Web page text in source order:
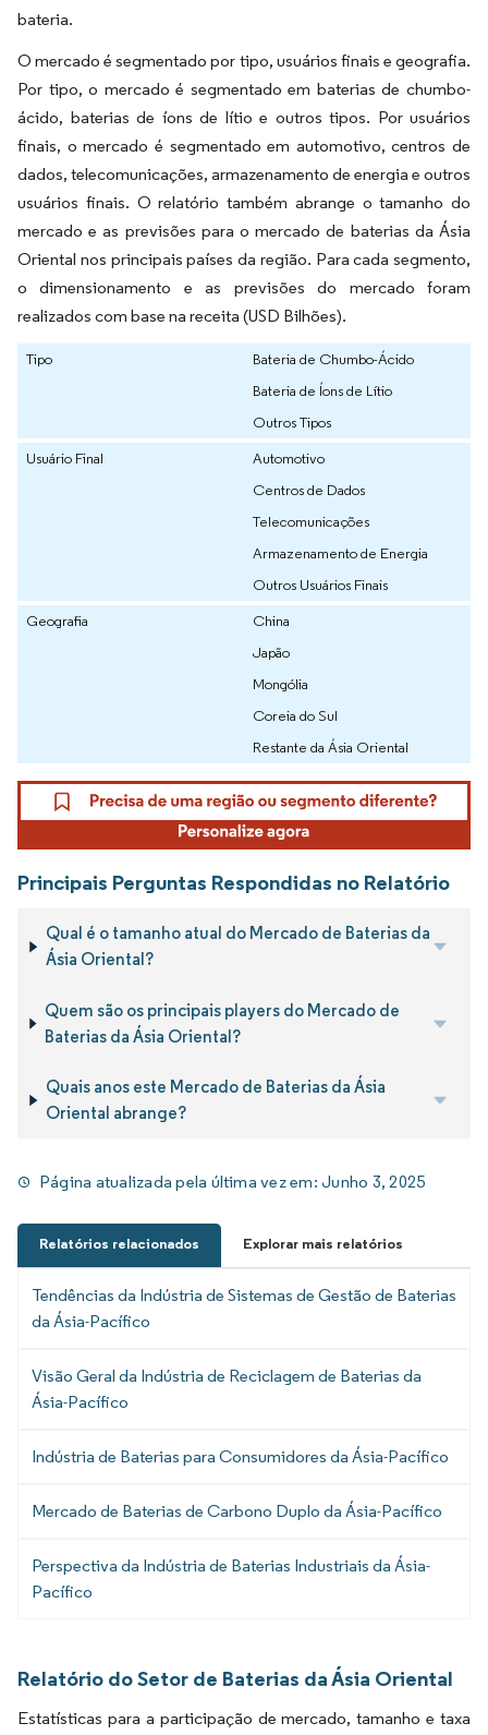
bateria.
O mercado é segmentado por tipo, usuários finais e geografia.
Por tipo, o mercado é segmentado em baterias de chumbo-
ácido, baterias de íons de lítio e outros tipos. Por usuários
finais, o mercado é segmentado em automotivo, centros de
dados, telecomunicações, armazenamento de energia e outros
usuários finais. O relatório também abrange o tamanho do
mercado e as previsões para o mercado de baterias da Ásia
Oriental nos principais países da região. Para cada segmento,
o dimensionamento e as previsões do mercado foram
realizados com base na receita (USD Bilhões).
Tipo
Bateria de Chumbo-Ácido
Bateria de Íons de Lítio
Outros Tipos
Usuário Final
Automotivo
Centros de Dados
Telecomunicações
Armazenamento de Energia
Outros Usuários Finais
Geografia
China
Japão
Mongólia
Coreia do Sul
Restante da Ásia Oriental
Principais Perguntas Respondidas no Relatório
Qual é o tamanho atual do Mercado de Baterias da
Ásia Oriental?
Quem são os principais players do Mercado de
Baterias da Ásia Oriental?
Quais anos este Mercado de Baterias da Ásia
Oriental abrange?
Página atualizada pela última vez em:Junho 3, 2025
Relatórios relacionados Explorar mais relatórios
Tendências da Indústria de Sistemas de Gestão de Baterias
da Ásia-Pacífico
Visão Geral da Indústria de Reciclagem de Baterias da
Ásia-Pacífico
Indústria de Baterias para Consumidores da Ásia-Pacífico
Mercado de Baterias de Carbono Duplo da Ásia-Pacífico
Perspectiva da Indústria de Baterias Industriais da Ásia-
Pacífico
Relatório do Setor de Baterias da Ásia Oriental
Estatísticas para a participação de mercado, tamanho e taxa